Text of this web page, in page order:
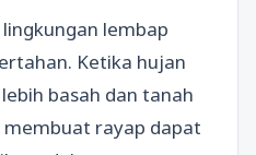
lembap
Ketika hujan
basah dan tanah
rayap dapat